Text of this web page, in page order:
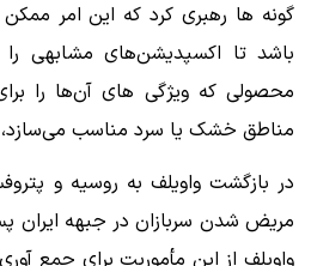
گونه ها رهبری کرد که این امر ممکن
باشد تا اکسپدیشن‌های مشابهی
محصولی که ویژگی ‌های آن‌ها را
مناطق خشک یا سرد مناسب می‌سازد،
در بازگشت واویلف به روسیه و
مریض شدن سربازان در جبهه ایران